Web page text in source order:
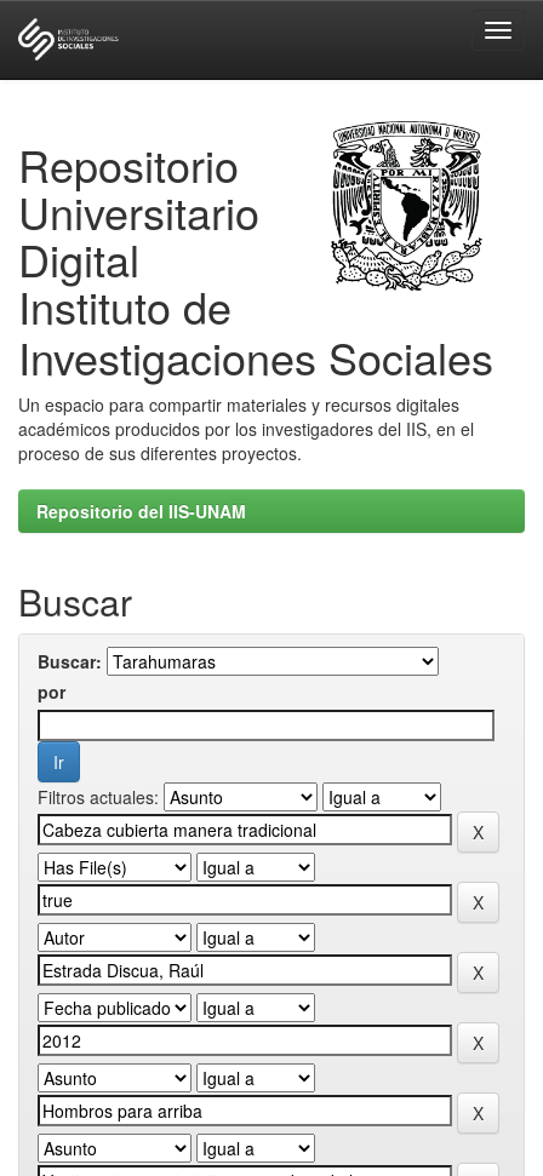
Repositorio
Universitario
Digital
Instituto de
Investigaciones Sociales
Un espacio para compartir materiales y recursos digitales
académicos producidos por los investigadores del IIS, en el
proceso de sus diferentes proyectos.
Repositorio del IIS-UNAM
Buscar
Buscar:
por
Filtros actuales: